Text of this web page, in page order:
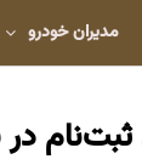
مدیران خودرو
ثبت‌نام